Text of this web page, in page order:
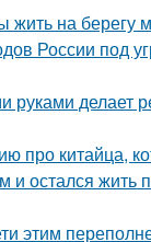
жить на берегу
России под
руками делает
про китайца,
и остался жить
этим